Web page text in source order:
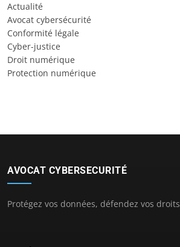
Actualité
Avocat cybersécurité
Conformité légale
Cyber-justice
Droit numérique
Protection numérique
AVOCAT CYBERSECURITÉ
Protégez vos données, défendez vos droits